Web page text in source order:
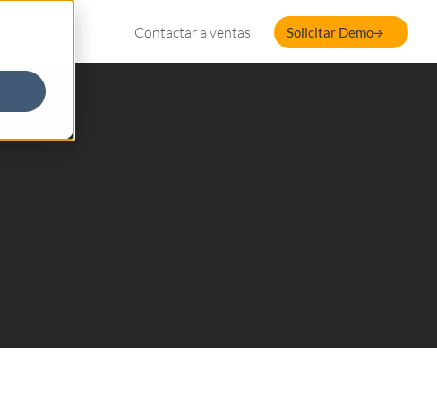
Contactar a ventas Solicitar Demo